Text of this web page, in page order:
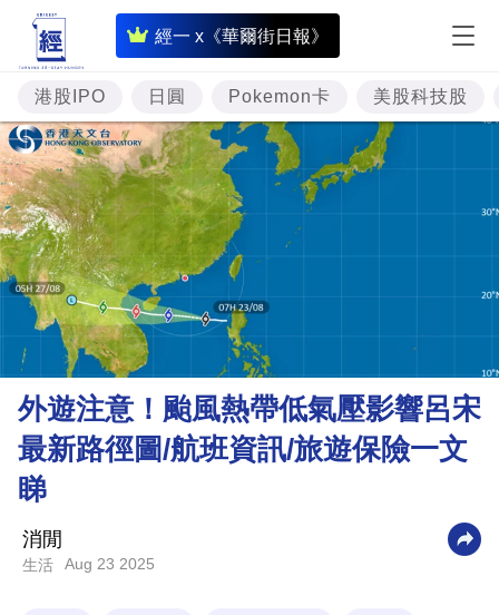
經一 x《華爾街日報》
即
時
財
經
專
題
投
資
樓
市
理
財
商
技
港股IPO 日圓 Pokemon卡 美股科技股
外遊注意！颱風熱帶低氣壓影響呂宋
最新路徑圖/航班資訊/旅遊保險一文
睇
消閒
生活 Aug 23 2025